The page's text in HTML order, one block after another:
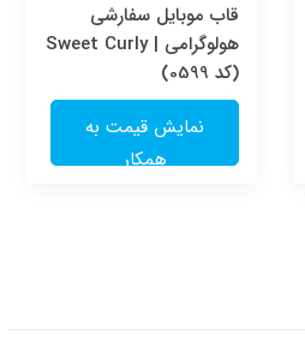
قاب موبایل سفارشی
هولوگرامی | Sweet Curly
(کد 0599)
نمایش قیمت به
همکار